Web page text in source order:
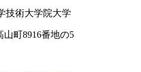
技術大学院大学
町8916番地の5